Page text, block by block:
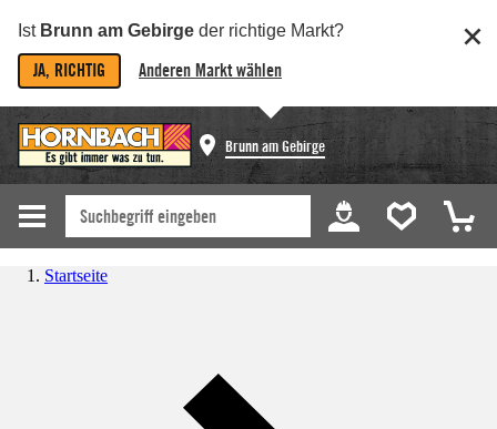
Ist Brunn am Gebirge der richtige Markt?
JA, RICHTIG Anderen Markt wählen
Brunn am Gebirge
Startseite